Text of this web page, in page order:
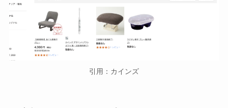
引用：カインズ